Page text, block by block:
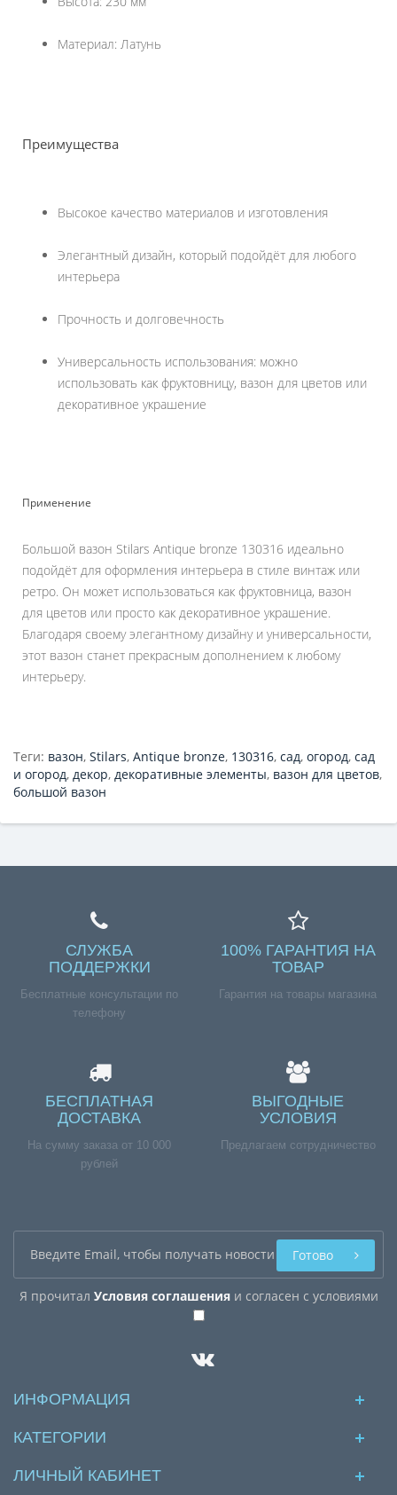
Материал: Латунь
Преимущества
Высокое качество материалов и изготовления
Элегантный дизайн, который подойдёт для любого
интерьера
Прочность и долговечность
Универсальность использования: можно
использовать как фруктовницу, вазон для цветов или
декоративное украшение
Применение
Большой вазон Stilars Antique bronze 130316 идеально
подойдёт для оформления интерьера в стиле винтаж или
ретро. Он может использоваться как фруктовница, вазон
для цветов или просто как декоративное украшение.
Благодаря своему элегантному дизайну и универсальности,
этот вазон станет прекрасным дополнением к любому
интерьеру.
Теги: вазон, Stilars, Antique bronze, 130316, сад, огород, сад
и огород, декор, декоративные элементы, вазон для цветов,
большой вазон
СЛУЖБА
ПОДДЕРЖКИ
Бесплатные консультации по
телефону
100% ГАРАНТИЯ НА
ТОВАР
Гарантия на товары магазина
БЕСПЛАТНАЯ
ДОСТАВКА
На сумму заказа от 10 000
рублей
ВЫГОДНЫЕ
УСЛОВИЯ
Предлагаем сотрудничество
Я прочитал Условия соглашенияи согласен с условиями
Готово
ИНФОРМАЦИЯ
КАТЕГОРИИ
ЛИЧНЫЙ КАБИНЕТ